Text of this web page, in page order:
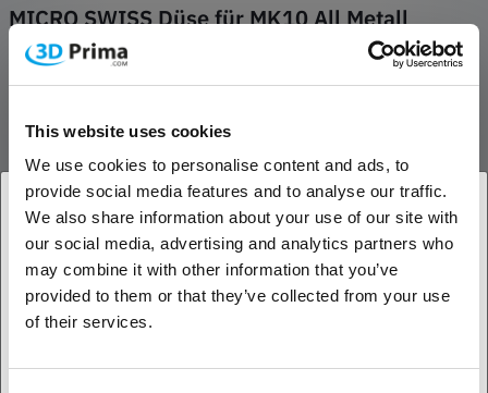
This website uses cookies
We use cookies to personalise content and ads, to
provide social media features and to analyse our traffic.
We also share information about your use of our site with
our social media, advertising and analytics partners who
may combine it with other information that you’ve
provided to them or that they’ve collected from your use
of their services.
MICRO SWISS Düse für MK10 All Metall
HOTEND KIT
andere Innenabmessungen, um mit unserem Micro Swiss
Grundmaterial gefertigt und mit einer TwinClad XT-Beschichtung
versehen. TwinClad XT ist eine Nickel-Verbundbeschichtung, die für
sehr geringe Reibung entwickelt wurde. Sie bietet einen der
niedrigsten Reibungskoeffizienten, besser als Nickel mit PTFE-
Codierung. Diese Beschichtung ist außerdem sehr hart und
abriebfest. Wenn Du mit abrasiven Filamenten wie Kohlefaser,
Aluminaten oder metallgefüllten Filamenten arbeitest, wird dies die
1. Sind Sie Geschäftskunde oder Privatkunde?
Geschäftskunde
Privatkunde